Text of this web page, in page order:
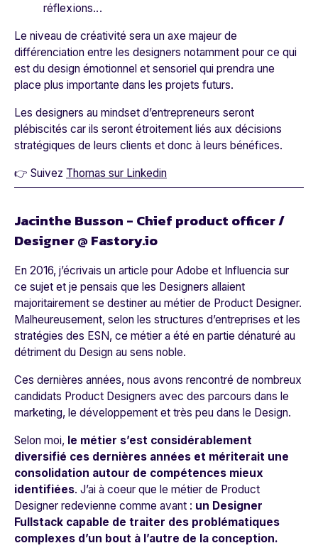
réflexions...
Le niveau de créativité sera un axe majeur de
différenciation entre les designers notamment pour ce qui
est du design émotionnel et sensoriel qui prendra une
place plus importante dans les projets futurs.
Les designers au mindset d’entrepreneurs seront
plébiscités car ils seront étroitement liés aux décisions
stratégiques de leurs clients et donc à leurs bénéfices.
👉 Suivez Thomas sur Linkedin
Jacinthe Busson - Chief product officer /
Designer @ Fastory.io
En 2016, j’écrivais un article pour Adobe et Influencia sur
ce sujet et je pensais que les Designers allaient
majoritairement se destiner au métier de Product Designer.
Malheureusement, selon les structures d’entreprises et les
stratégies des ESN, ce métier a été en partie dénaturé au
détriment du Design au sens noble.
Ces dernières années, nous avons rencontré de nombreux
candidats Product Designers avec des parcours dans le
marketing, le développement et très peu dans le Design.
Selon moi, le métier s’est considérablement
diversifié ces dernières années et mériterait une
consolidation autour de compétences mieux
identifiées. J’ai à coeur que le métier de Product
Designer redevienne comme avant : un Designer
Fullstack capable de traiter des problématiques
complexes d’un bout à l’autre de la conception.